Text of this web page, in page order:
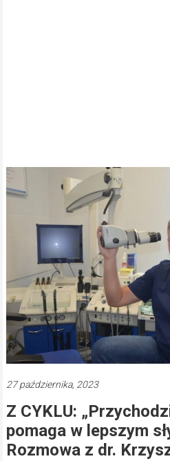
27 października, 2023
Z CYKLU:
pomaga w lepszym
Rozmowa z dr.